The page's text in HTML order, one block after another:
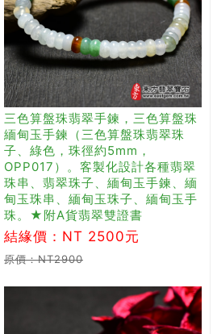
三色算盤珠翡翠手鍊，三色算盤珠
緬甸玉手鍊（三色算盤珠翡翠珠
子、綠色，珠徑約5mm，
OPP017）。客製化設計各種翡翠
珠串、翡翠珠子、緬甸玉手鍊、緬
甸玉珠串、緬甸玉珠子、緬甸玉手
珠。★附A貨翡翠雙證書
結緣價：NT 2500元
原價：NT2900